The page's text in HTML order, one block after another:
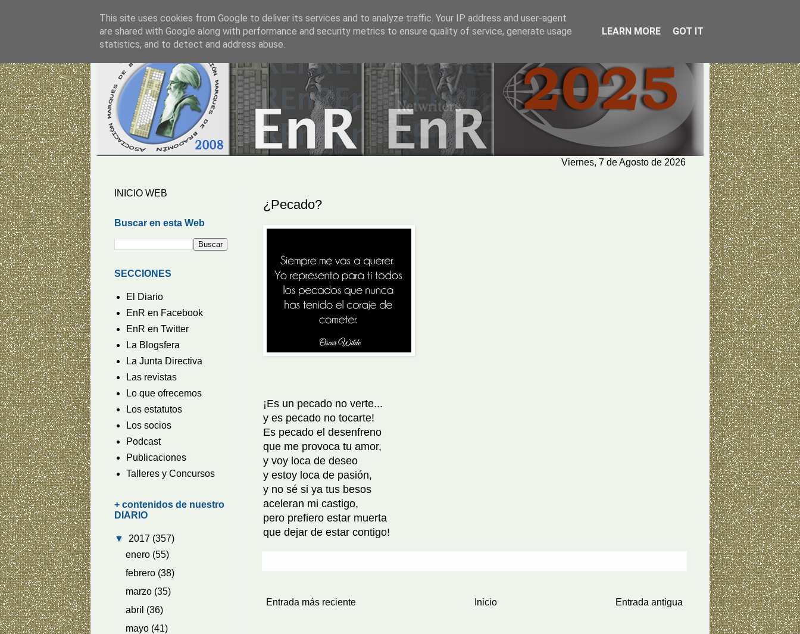
Viernes, 7 de Agosto de 2026
¿Pecado?
¡Es un pecado no verte...
y es pecado no tocarte!
Es pecado el desenfreno
que me provoca tu amor,
y voy loca de deseo
y estoy loca de pasión,
y no sé si ya tus besos
aceleran mi castigo,
pero prefiero estar muerta
que dejar de estar contigo!
Entrada más reciente Entrada antigua
Inicio
INICIO WEB
Buscar en esta Web
SECCIONES
El Diario
EnR en Facebook
EnR en Twitter
La Blogsfera
La Junta Directiva
Las revistas
Lo que ofrecemos
Los estatutos
Los socios
Podcast
Publicaciones
Talleres y Concursos
+ contenidos de nuestro
DIARIO
▼ 2017 (357)
enero (55)
febrero (38)
marzo (35)
abril (36)
mayo (41)
This site uses cookies from Google to deliver its services and to analyze traffic. Your IP address and user-agent
are shared with Google along with performance and security metrics to ensure quality of service, generate usage
statistics, and to detect and address abuse.
LEARN MORE GOT IT